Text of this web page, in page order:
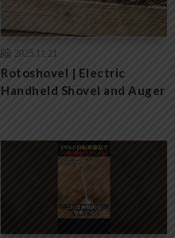
2025.11.21
Rotoshovel | Electric
Handheld Shovel and Auger